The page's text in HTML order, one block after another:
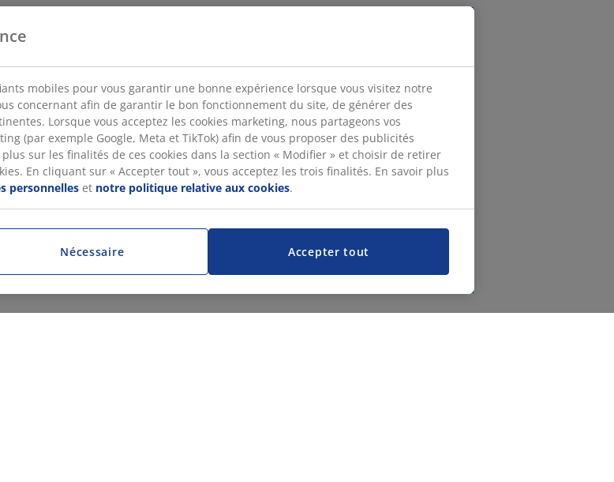
mobiles pour vous garantir une bonne expérience lorsque vous visitez notre
concernant afin de garantir le bon fonctionnement du site, de générer des
Lorsque vous acceptez les cookies marketing, nous partageons vos
(par exemple Google, Meta et TikTok) afin de vous proposer des publicités
sur les finalités de ces cookies dans la section « Modifier » et choisir de retirer
En cliquant sur « Accepter tout », vous acceptez les trois finalités. En savoir plus
personnelles et notre politique relative aux cookies.
Accepter tout
Nécessaire